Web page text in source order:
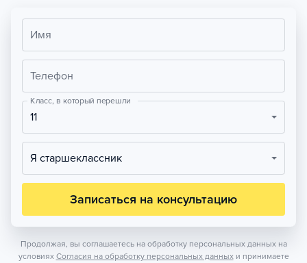
Имя
Телефон
Класс, в который перешли
11
Я старшеклассник
Записаться на консультацию
Продолжая, вы соглашаетесь на обработку персональных данных на
условиях Согласия на обработку персональных данных и принимаете